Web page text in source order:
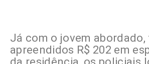
Já com o jovem abordado,
apreendidos R$ 202 em